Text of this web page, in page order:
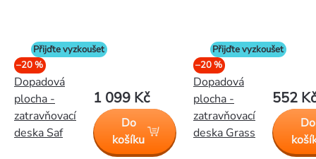
Přijďte vyzkoušet
–20 %
Dopadová
plocha -
zatravňovací
deska Saf
1 099 Kč
Do
košíku
Přijďte vyzkoušet
–20 %
Dopadová
plocha -
zatravňovací
deska Grass
552 Kč
Do